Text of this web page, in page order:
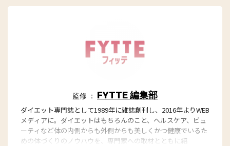
監修 ： FYTTE 編集部
ダイエット専門誌として1989年に雑誌創刊し、2016年よりWEB
メディアに。ダイエットはもちろんのこと、ヘルスケア、ビュ
ーティなど体の内側からも外側からも美しくかつ健康でいるた
めの体づくりのノウハウを、専門家への取材とともに紹